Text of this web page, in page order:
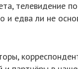
телевидение
и едва ли не